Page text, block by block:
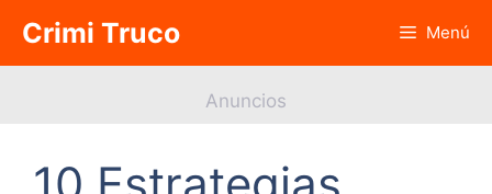
contenido
Crimi Truco Menú
Anuncios